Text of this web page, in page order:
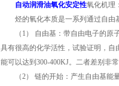
自动润滑油氧化安定性氧化机理
烃的氧化本质是一系列通过自由
（1） 自由基：带自由电子的原子
具有很高的化学活性，试验证明，自
能可以达到300-400KJ。二者差别非
（2） 链的开始：产生自由基能量